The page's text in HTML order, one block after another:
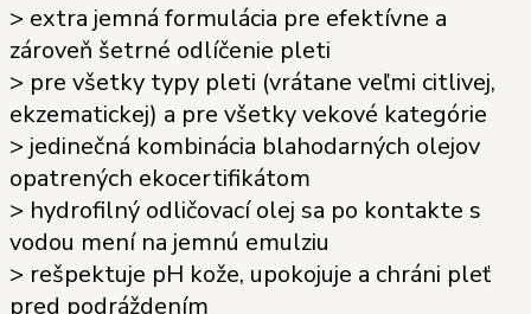
> extra jemná formulácia pre efektívne a
zároveň šetrné odlíčenie pleti
> pre všetky typy pleti (vrátane veľmi citlivej,
ekzematickej) a pre všetky vekové kategórie
> jedinečná kombinácia blahodarných olejov
opatrených ekocertifikátom
> hydrofilný odličovací olej sa po kontakte s
vodou mení na jemnú emulziu
> rešpektuje pH kože, upokojuje a chráni pleť
pred podráždením